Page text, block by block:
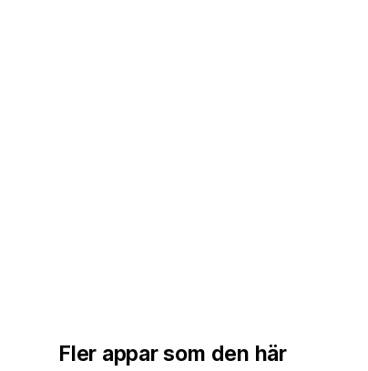
Fler appar som den här